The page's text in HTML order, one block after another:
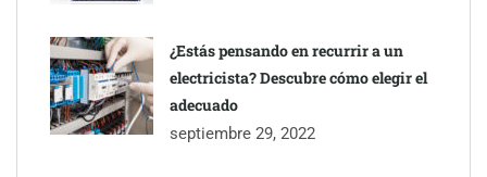
TBKids impulsa su expansión nacional con un modelo de
franquicia que redefine la educación tecnológica
¿Estás pensando en recurrir a un
electricista? Descubre cómo elegir el
adecuado
septiembre 29, 2022